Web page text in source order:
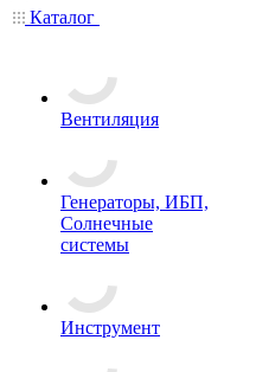
Каталог
Вентиляция
Генераторы, ИБП,
Солнечные
системы
Инструмент